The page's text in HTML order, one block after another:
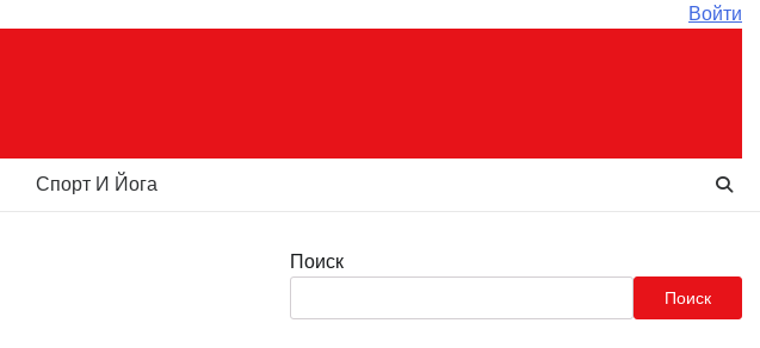
Войти
Спорт И Йога
Поиск
Поиск